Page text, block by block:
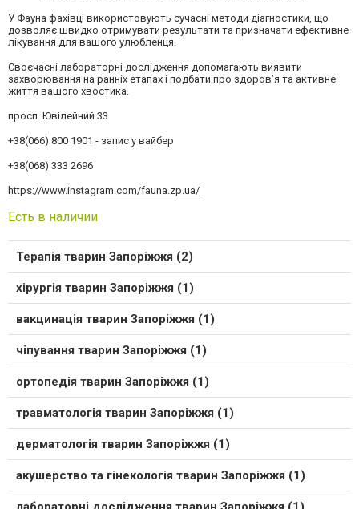
У Фауна фахівці використовують сучасні методи діагностики, що
дозволяє швидко отримувати результати та призначати ефективне
лікування для вашого улюбленця.
Своєчасні лабораторні дослідження допомагають виявити
захворювання на ранніх етапах і подбати про здоров’я та активне
життя вашого хвостика.
просп. Ювілейний 33
+38(066) 800 1901 - запис у вайбер
+38(068) 333 2696
https://www.instagram.com/fauna.zp.ua/
Есть в наличии
Терапія тварин Запоріжжя (2)
хірургія тварин Запоріжжя (1)
вакцинація тварин Запоріжжя (1)
чіпування тварин Запоріжжя (1)
ортопедія тварин Запоріжжя (1)
травматологія тварин Запоріжжя (1)
дерматологія тварин Запоріжжя (1)
акушерство та гінекологія тварин Запоріжжя (1)